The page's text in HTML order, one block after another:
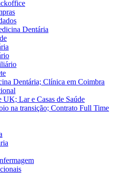
Dentária
Dentária; Clínica em Coimbra
UK; Lar e Casas de Saúde
na transição; Contrato Full Time